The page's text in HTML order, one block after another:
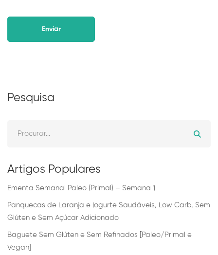
Pesquisa
Artigos Populares
Ementa Semanal Paleo (Primal) – Semana 1
Panquecas de Laranja e Iogurte Saudáveis, Low Carb, Sem
Glúten e Sem Açúcar Adicionado
Baguete Sem Glúten e Sem Refinados [Paleo/Primal e
Vegan]